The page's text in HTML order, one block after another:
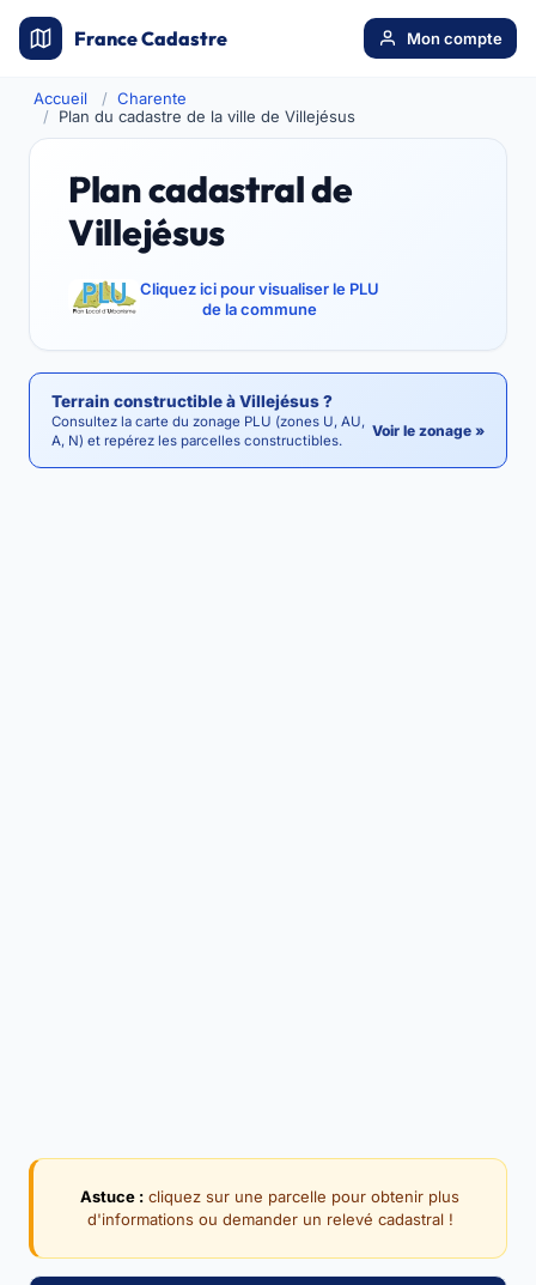
France Cadastre Mon compte
Accueil
Charente
Plan du cadastre de la ville de Villejésus
Plan cadastral de
Villejésus
Cliquez ici pour visualiser le PLU
de la commune
Terrain constructible à Villejésus ?
Consultez la carte du zonage PLU (zones U, AU,
A, N) et repérez les parcelles constructibles.
Voir le zonage »
Astuce : cliquez sur une parcelle pour obtenir plus
d'informations ou demander un relevé cadastral !